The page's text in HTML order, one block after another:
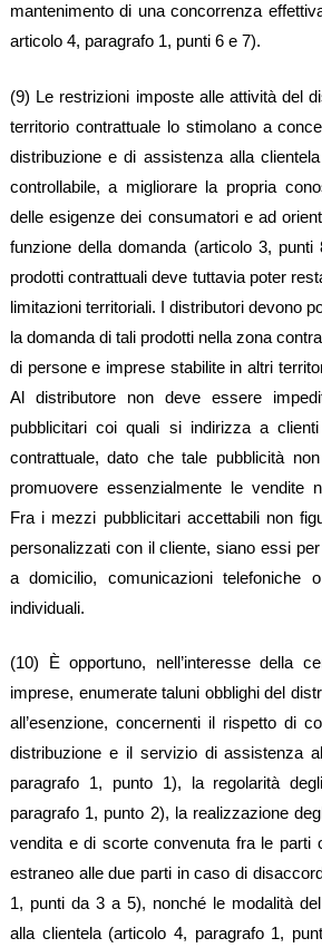
mantenimento di una concorrenza
articolo 4, paragrafo 1, punti 6 e 7).
(9) Le restrizioni imposte alle attività del
territorio contrattuale lo stimolano a
distribuzione e di assistenza alla
controllabile, a migliorare la propria
delle esigenze dei consumatori e ad
funzione della domanda (articolo 3,
prodotti contrattuali deve tuttavia poter
limitazioni territoriali. I distributori devono
la domanda di tali prodotti nella zona
di persone e imprese stabilite in altri
Al distributore non deve essere
pubblicitari coi quali si indirizza a
contrattuale, dato che tale pubblicità
promuovere essenzialmente le vendite
Fra i mezzi pubblicitari accettabili non
personalizzati con il cliente, siano essi
a domicilio, comunicazioni telefoniche
individuali.
(10) È opportuno, nell’interesse della
imprese, enumerate taluni obblighi del
all’esenzione, concernenti il rispetto di
distribuzione e il servizio di assistenza
paragrafo 1, punto 1), la regolarità
paragrafo 1, punto 2), la realizzazione
vendita e di scorte convenuta fra le parti
estraneo alle due parti in caso di
1, punti da 3 a 5), nonché le modalità
alla clientela (articolo 4, paragrafo 1,